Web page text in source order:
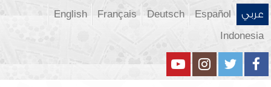
عربي Español
Deutsch
Français
English
Indonesia